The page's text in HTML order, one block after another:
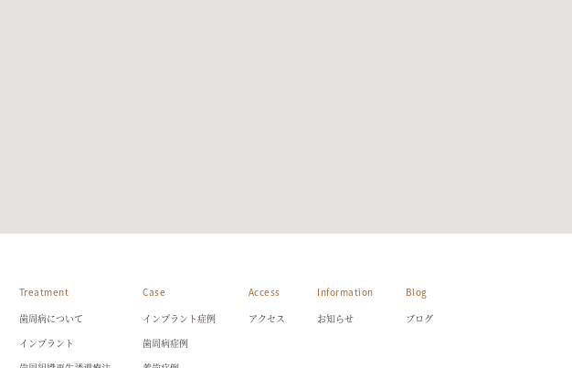
Treatment
歯周病について
インプラント
Case
インプラント症例
歯周病症例
Access
アクセス
Information
お知らせ
Blog
ブログ